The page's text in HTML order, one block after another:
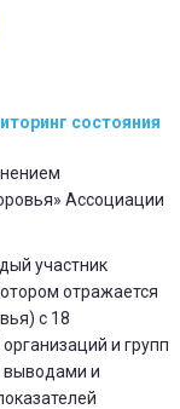
состояния
Ассоциации
участник
отражается
с 18
и групп
выводами и